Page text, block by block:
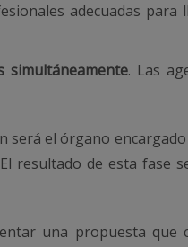
adecuadas para
simultáneamente. Las
será el órgano
resultado de esta fase
una propuesta que